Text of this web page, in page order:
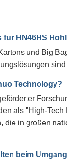
HN46HS
und Big
Technology?
als "High-
die in großen
beim